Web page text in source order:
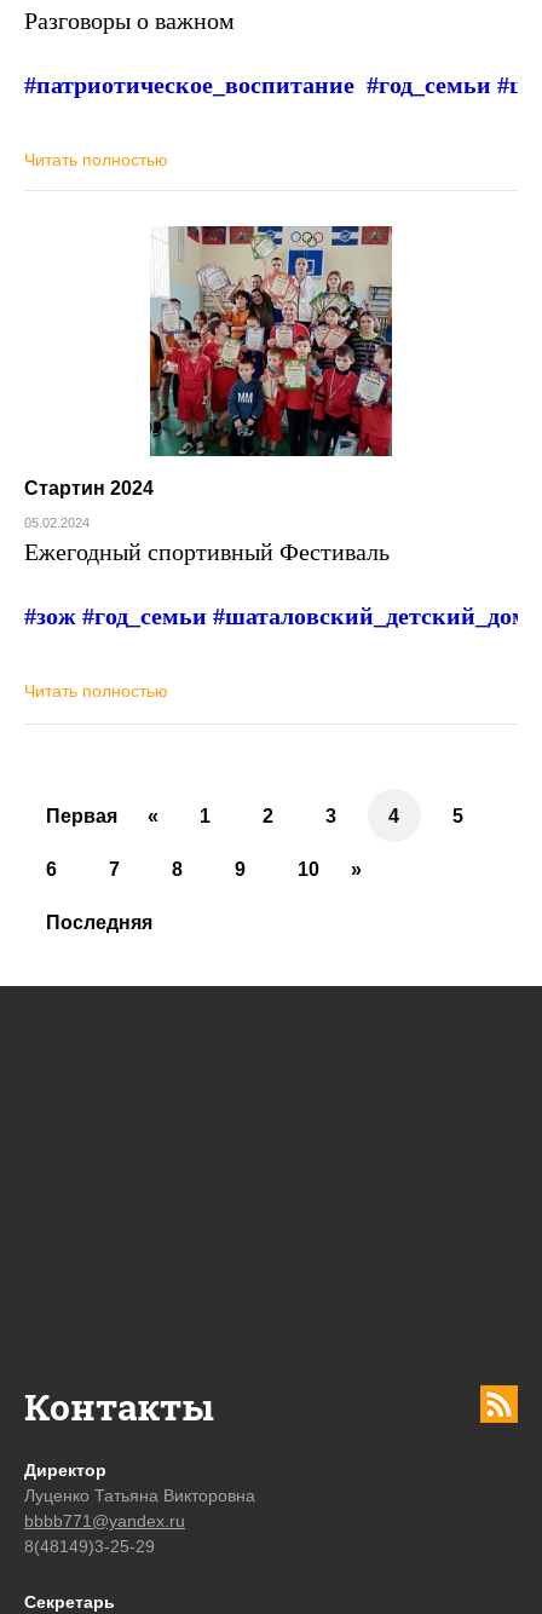
Разговоры о важном
#патриотическое_воспитание #год_семьи
Читать полностью
Стартин 2024
05.02.2024
Ежегодный спортивный Фестиваль
#зож #год_семьи #шаталовский_детский_дом
Читать полностью
Первая « 1 2 3 4 5
6 7 8 9 10 »
Последняя
Контакты
Директор
Луценко Татьяна Викторовна
bbbb771@yandex.ru
8(48149)3-25-29
Секретарь